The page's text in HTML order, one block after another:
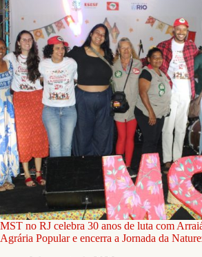
MST no RJ celebra 30 anos de luta com
Agrária Popular e encerra a Jornada da